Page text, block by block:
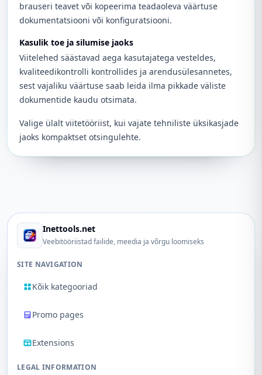
brauseri teavet või kopeerima teadaoleva väärtuse
dokumentatsiooni või konfiguratsiooni.
Kasulik toe ja silumise jaoks
Viitelehed säästavad aega kasutajatega vesteldes,
kvaliteedikontrolli kontrollides ja arendusülesannetes,
sest vajaliku väärtuse saab leida ilma pikkade väliste
dokumentide kaudu otsimata.
Valige ülalt viitetööriist, kui vajate tehniliste üksikasjade
jaoks kompaktset otsingulehte.
Inettools.net
Veebitööriistad failide, meedia ja võrgu loomiseks
SITE NAVIGATION
Kõik kategooriad
Promo pages
Extensions
LEGAL INFORMATION